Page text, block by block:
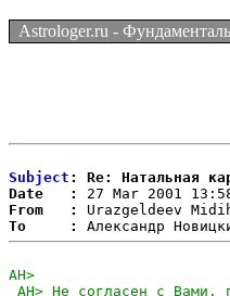
Astrologer.ru -
Subject : Re: Натальная
Date   :
From   :
To     :
Александр